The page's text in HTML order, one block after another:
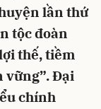
lần thứ
tộc đoàn
thế, tiềm
vững”. Đại
chính